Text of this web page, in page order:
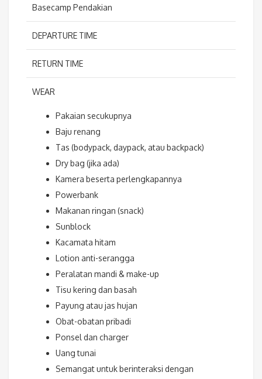
Basecamp Pendakian
DEPARTURE TIME
RETURN TIME
WEAR
Pakaian secukupnya
Baju renang
Tas (bodypack, daypack, atau backpack)
Dry bag (jika ada)
Kamera beserta perlengkapannya
Powerbank
Makanan ringan (snack)
Sunblock
Kacamata hitam
Lotion anti-serangga
Peralatan mandi & make-up
Tisu kering dan basah
Payung atau jas hujan
Obat-obatan pribadi
Ponsel dan charger
Uang tunai
Semangat untuk berinteraksi dengan